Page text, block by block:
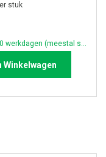
stuk
Winkelwagen